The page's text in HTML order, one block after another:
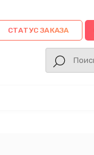
СТАТУС ЗАКАЗА